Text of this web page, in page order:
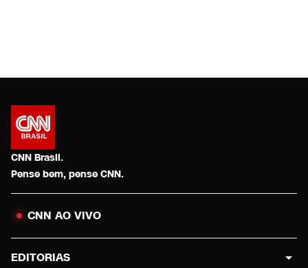
CNN Brasil.
Pense bem, pense CNN.
CNN AO VIVO
EDITORIAS